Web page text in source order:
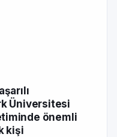
Üniversitesi
önemli
kişi